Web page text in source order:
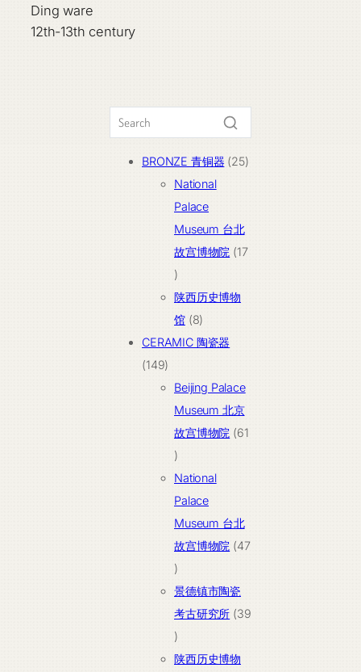
Ding ware
12th-13th century
BRONZE 青铜器 2525
品
National
Palace
Museum 台北
故宫博物院 17
17
个
产
品
陕西历史博物
馆 88
个
品
CERAMIC 陶瓷器
149149
个
产
品
Beijing Palace
Museum 北京
故宫博物院
61
61
个
产
品
National
Palace
Museum 台北
故宫博物院
47
47
个
产
品
景德镇市陶瓷
考古研究所 39
39
个
陕西历史博物